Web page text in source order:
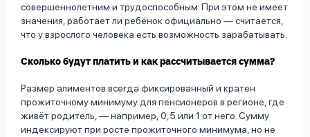
совершеннолетним и трудоспособным. При этом не имеет
значения, работает ли ребёнок официально — считается,
что у взрослого человека есть возможность зарабатывать.
Сколько будут платить и как рассчитывается сумма?
Размер алиментов всегда фиксированный и кратен
прожиточному минимуму для пенсионеров в регионе, где
живёт родитель, — например, 0,5 или 1 от него. Сумму
индексируют при росте прожиточного минимума, но не